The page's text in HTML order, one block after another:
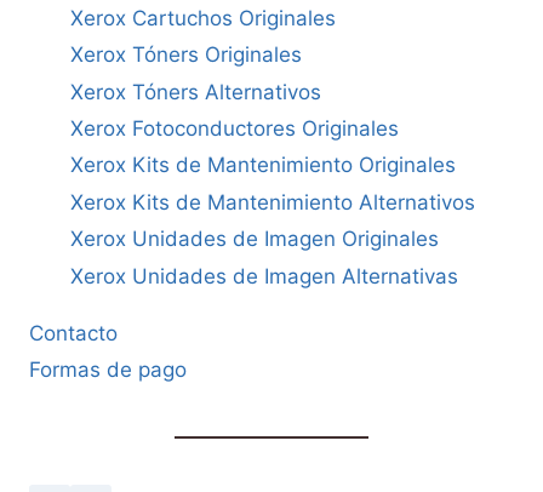
Xerox Cartuchos Originales
Xerox Tóners Originales
Xerox Tóners Alternativos
Xerox Fotoconductores Originales
Xerox Kits de Mantenimiento Originales
Xerox Kits de Mantenimiento Alternativos
Xerox Unidades de Imagen Originales
Xerox Unidades de Imagen Alternativas
Contacto
Formas de pago